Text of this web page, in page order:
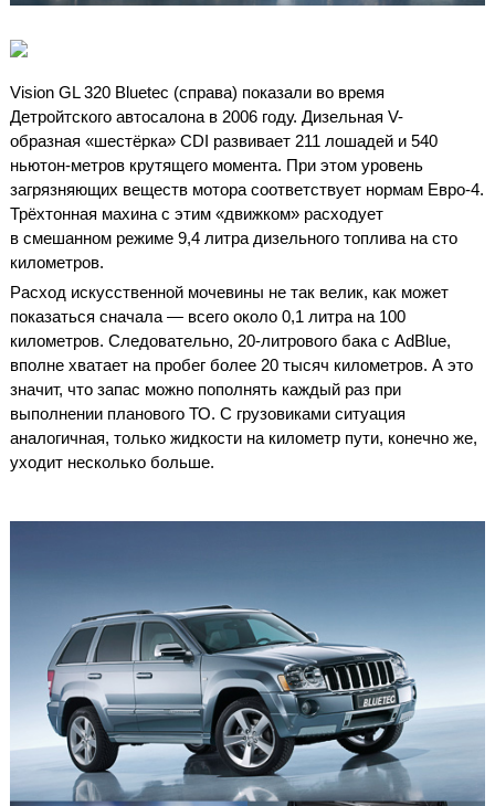
Vision GL 320 Bluetec (справа) показали во время
Детройтского автосалона в 2006 году. Дизельная V-
образная «шестёрка» CDI развивает 211 лошадей и 540
ньютон-метров крутящего момента. При этом уровень
загрязняющих веществ мотора соответствует нормам Евро-4.
Трёхтонная махина с этим «движком» расходует
в смешанном режиме 9,4 литра дизельного топлива на сто
километров.
Расход искусственной мочевины не так велик, как может
показаться сначала — всего около 0,1 литра на 100
километров. Следовательно, 20-литрового бака с AdBlue,
вполне хватает на пробег более 20 тысяч километров. А это
значит, что запас можно пополнять каждый раз при
выполнении планового ТО. С грузовиками ситуация
аналогичная, только жидкости на километр пути, конечно же,
уходит несколько больше.